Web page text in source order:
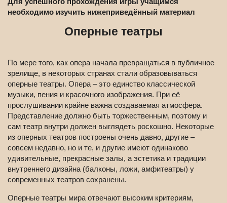
необходимо изучить нижеприведённый материал
Оперные театры
По мере того, как опера начала превращаться в публичное
зрелище, в некоторых странах стали образовываться
оперные театры. Опера – это единство классической
музыки, пения и красочного изображения. При её
прослушивании крайне важна создаваемая атмосфера.
Представление должно быть торжественным, поэтому и
сам театр внутри должен выглядеть роскошно. Некоторые
из оперных театров построены очень давно, другие –
совсем недавно, но и те, и другие имеют одинаково
удивительные, прекрасные залы, а эстетика и традиции
внутреннего дизайна (балконы, ложи, амфитеатры) у
современных театров сохранены.
Оперные театры мира отвечают высоким критериям,